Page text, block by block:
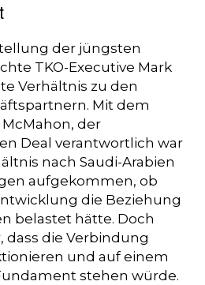
der jüngsten
TKO-Executive Mark
Verhältnis zu den
Mit dem
der
Deal verantwortlich war
nach Saudi-Arabien
aufgekommen, ob
die Beziehung
belastet hätte. Doch
dass die Verbindung
und auf einem
stehen würde.